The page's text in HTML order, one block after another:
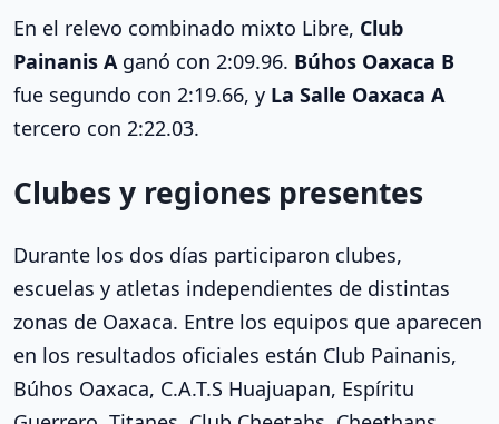
En el relevo combinado mixto Libre, Club
Painanis A ganó con 2:09.96. Búhos Oaxaca B
fue segundo con 2:19.66, y La Salle Oaxaca A
tercero con 2:22.03.
Clubes y regiones presentes
Durante los dos días participaron clubes,
escuelas y atletas independientes de distintas
zonas de Oaxaca. Entre los equipos que aparecen
en los resultados oficiales están Club Painanis,
Búhos Oaxaca, C.A.T.S Huajuapan, Espíritu